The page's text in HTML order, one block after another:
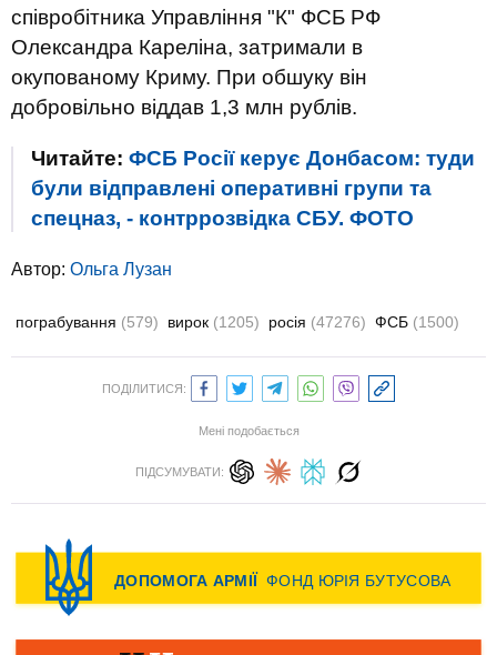
співробітника Управління "К" ФСБ РФ
Олександра Кареліна, затримали в
окупованому Криму. При обшуку він
добровільно віддав 1,3 млн рублів.
Читайте: ФСБ Росії керує Донбасом: туди
були відправлені оперативні групи та
спецназ, - контррозвідка СБУ. ФОТО
Автор: Ольга Лузан
пограбування (579) вирок (1205) росія (47276) ФСБ (1500)
ПОДІЛИТИСЯ:
Мені подобається
ПІДСУМУВАТИ: